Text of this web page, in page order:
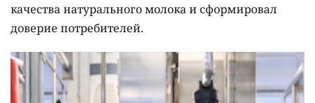
качества натурального молока и сформировал
доверие потребителей.